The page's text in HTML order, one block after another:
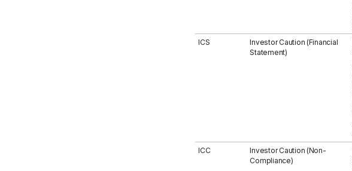
ICS
Investor Caution (Financial
Statement)
ICC
Investor Caution (Non-
Compliance)